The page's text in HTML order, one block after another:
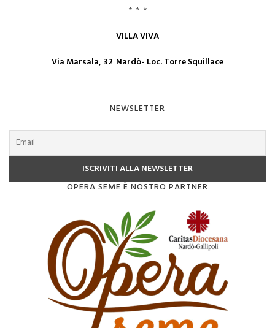
* * *
VILLA VIVA
Via Marsala, 32 Nardò- Loc. Torre Squillace
NEWSLETTER
OPERA SEME È NOSTRO PARTNER